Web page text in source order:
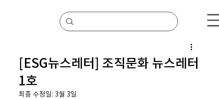
[ESG뉴스레터] 조직문화 뉴스레터
1호
최종 수정일: 3월 3일